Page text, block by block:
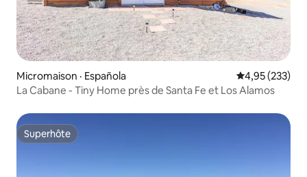
Micromaison · Española Note
4,95 (233)
La Cabane - Tiny Home près de Santa Fe et Los Alamos
Superhôte
Superhôte